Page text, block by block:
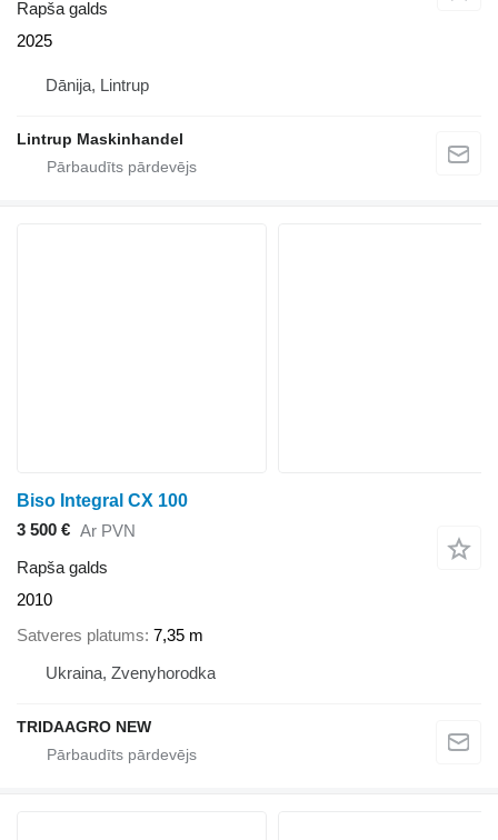
Rapša galds
2025
Dānija, Lintrup
Lintrup Maskinhandel
Biso Integral CX 100
3 500 € Ar PVN
Rapša galds
2010
Satveres platums 7,35 m
Ukraina, Zvenyhorodka
TRIDAAGRO NEW